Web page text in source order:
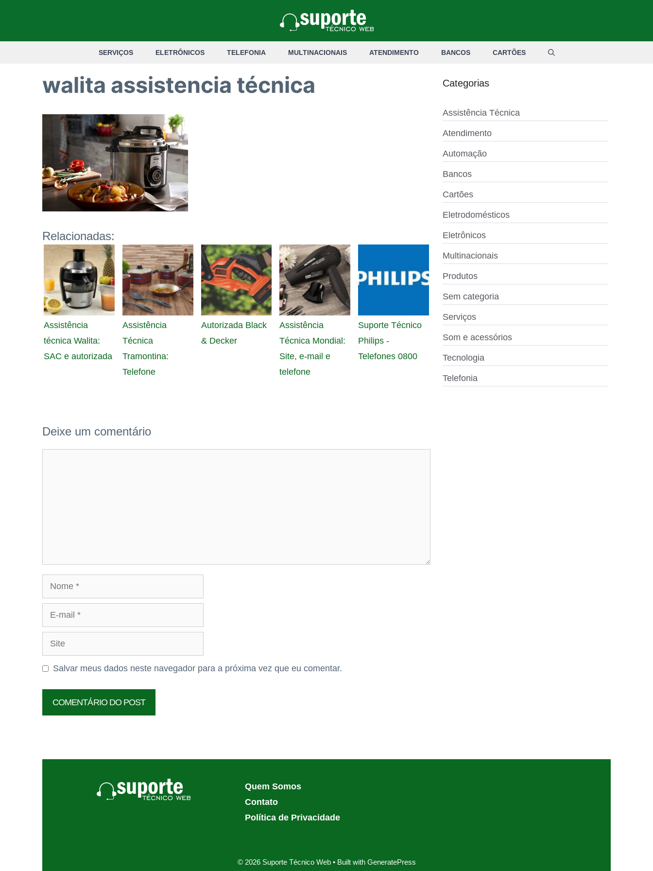
SERVIÇOS ELETRÔNICOS TELEFONIA MULTINACIONAIS ATENDIMENTO BANCOS CARTÕES
walita assistencia técnica
Relacionadas:
Assistência
técnica Walita:
SAC e autorizada
Assistência
Técnica
Tramontina:
Telefone
Autorizada Black
& Decker
Assistência
Técnica Mondial:
Site, e-mail e
telefone
Suporte Técnico
Philips -
Telefones 0800
Deixe um comentário
Nome
mail
Site
Salvar meus dados neste navegador para a próxima vez que eu comentar.
Categorias
Assistência Técnica
Atendimento
Automação
Bancos
Cartões
Eletrodomésticos
Eletrônicos
Multinacionais
Produtos
Sem categoria
Serviços
Som e acessórios
Tecnologia
Telefonia
Quem Somos
Contato
Política de Privacidade
© 2026 Suporte Técnico Web• Built with GeneratePress